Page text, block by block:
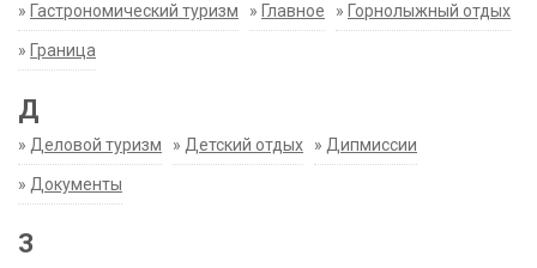
» Гастрономический туризм » Главное » Горнолыжный отдых
» Граница
Д
» Деловой туризм » Детский отдых » Дипмиссии
» Документы
З